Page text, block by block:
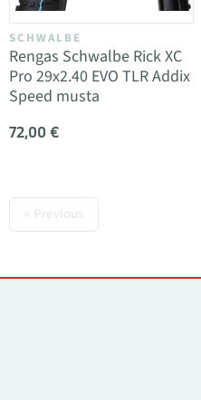
SCHWALBE
Rengas Schwalbe Rick XC
Pro 29x2.40 EVO TLR Addix
Speed musta
72,00 €
« Previous